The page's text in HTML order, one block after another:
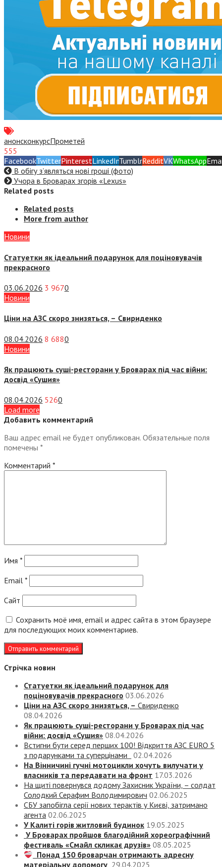
анонсконкурсПрометей
555
FacebookTwitterPinterestLinkedInTumblrRedditVKWhatsApp
В обігу з’являться нові гроші (фото)
Учора в Броварах згорів «Lexus»
Related posts
Related posts
More from author
Новини
Статуетки як ідеальний подарунок для поціновувачів
прекрасного
03.06.2026 3 9670
Новини
Ціни на АЗС скоро знизяться, – Свириденко
08.04.2026 8 6880
Новини
Як працюють суші-ресторани у Броварах під час війни:
досвід «Сушия»
08.04.2026 5260
Load more
Добавить комментарий
Ваш адрес email не будет опубликован. Обязательные поля
помечены *
Комментарий *
Имя *
Email *
Сайт
Сохранить моё имя, email и адрес сайта в этом браузере
для последующих моих комментариев.
Стрічка новин
Статуетки як ідеальний подарунок для
поціновувачів прекрасного 03.06.2026
Ціни на АЗС скоро знизяться, – Свириденко
08.04.2026
Як працюють суші-ресторани у Броварах під час
війни: досвід «Сушия» 08.04.2026
Встигни бути серед перших 100! Відкриття АЗС EURO 5
з подарунками та суперцінами
02.04.2026
На Вінничині гучні мотоцикли хочуть вилучати у
власників та передавати на фронт 17.03.2026
На щиті повернувся додому Захисник України, – солдат
Солодкий Серафим Володимирович 02.06.2025
СБУ запобігла серії нових терактів у Києві, затримано
агента 02.06.2025
У Калиті горів житловий будинок 19.05.2025
У Броварах пройшов благодійний хореографічний
фестиваль «Смайл скликає друзів» 08.05.2025
Понад 150 броварчан отримають адресну
матеріальну допомогу 29.04.2025